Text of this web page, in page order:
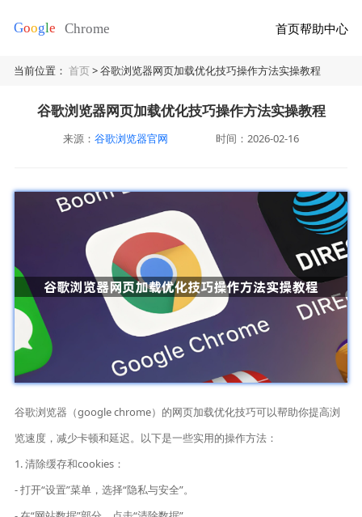
首页帮助中心
当前位置：首页> 谷歌浏览器网页加载优化技巧操作方法实操教程
谷歌浏览器网页加载优化技巧操作方法实操教程
来源： 谷歌浏览器官网 时间：2026-02-16
谷歌浏览器（google chrome）的网页加载优化技巧可以帮助你提高浏
览速度，减少卡顿和延迟。以下是一些实用的操作方法：
1. 清除缓存和cookies：
- 打开“设置”菜单，选择“隐私与安全”。